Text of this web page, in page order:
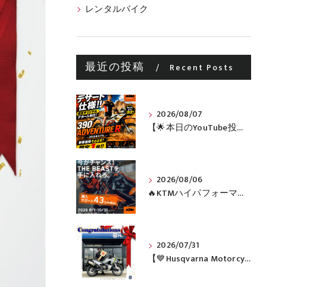
レンタルバイク
最近の投稿 Recent Posts
2026/08/07
【🌟本日のYouTube投稿完了🌟】 🔥390 ADVENTURE R × KTM山形 オリジナルデカール仕様誕生🔥
2026/08/06
🔥KTMハイパフォーマンスネイキッドがお得に手に入るチャンス🔥
2026/07/31
【💙Husqvarna Motorcycles / NORDEN 901💙】 ご納車おめでとうございます🎉✨